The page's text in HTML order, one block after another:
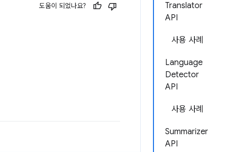
Translator
API
사용 사례
Language
Detector
API
사용 사례
Summarizer
API
도움이 되었나요?